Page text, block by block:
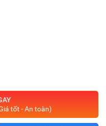
tốt - An toàn)